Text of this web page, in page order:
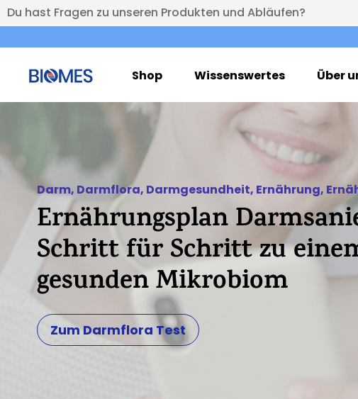
Du hast Fragen zu unseren Produkten und Abläufen?
Shop Wissenswertes Über
Darm, Darmflora, Darmgesundheit, Ernährung,
Ernährungsplan
Schritt für Schritt zu
gesunden Mikrobiom
Zum Darmflora Test